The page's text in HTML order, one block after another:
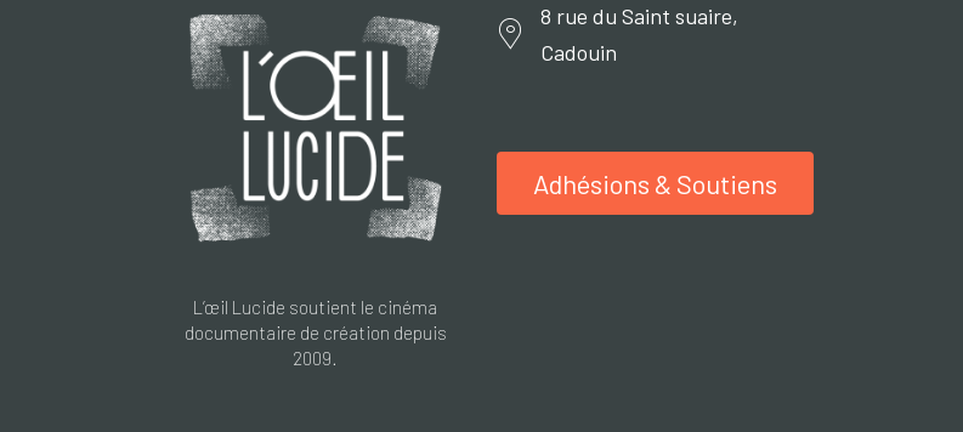
L’œil Lucide soutient le cinéma
documentaire de création depuis
2009.
8 rue du Saint suaire,
Cadouin
Adhésions & Soutiens